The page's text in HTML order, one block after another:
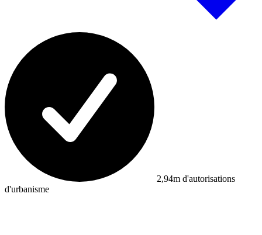
2,94m d'autorisations
d'urbanisme